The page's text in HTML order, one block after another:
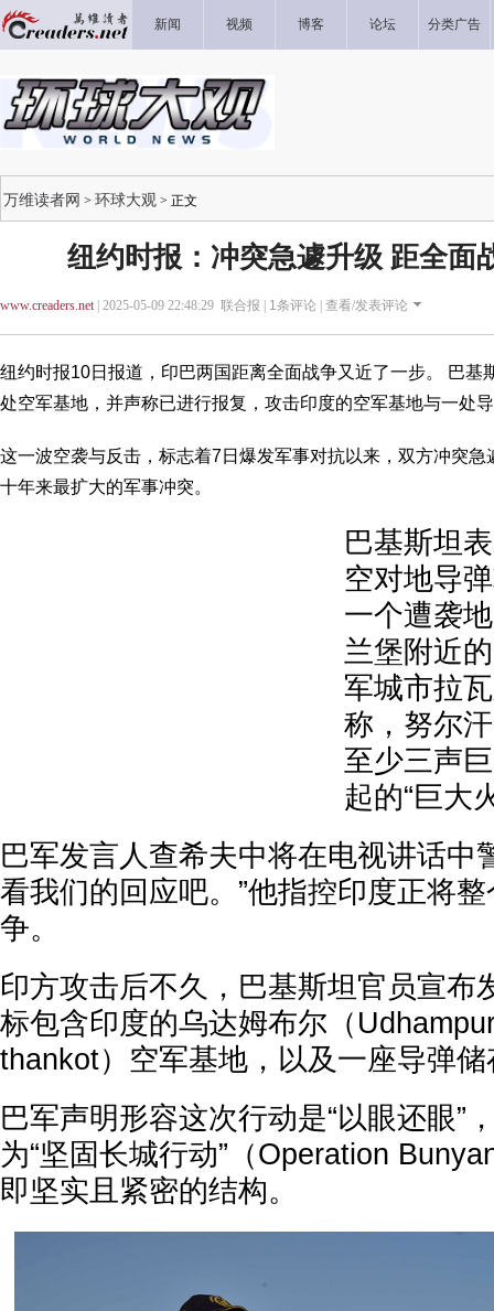
新闻 视频 博客 论坛 分类广告
万维读者网 > 环球大观 > 正文
纽约时报：冲突急遽升级 距全面
www.creaders.net| 2025-05-09 22:48:29 联合报 | 1条评论 | 查看/发表评论
纽约时报10日报道，印巴两国距离全面战争又近了一步。 巴基
处空军基地，并声称已进行报复，攻击印度的空军基地与一处
这一波空袭与反击，标志着7日爆发军事对抗以来，双方冲突
十年来最扩大的军事冲突。
巴基斯坦
空对地导
一个遭袭
兰堡附近
军城市拉
称，努尔
至少三声
起的“巨大
巴军发言人查希夫中将在电视讲话中
看我们的回应吧。”他指控印度正将
争。
印方攻击后不久，巴基斯坦官员宣布
标包含印度的乌达姆布尔（
thankot）空军基地，以及一座导弹
巴军声明形容这次行动是“以眼还眼”
为“坚固长城行动”（Operation
即坚实且紧密的结构。